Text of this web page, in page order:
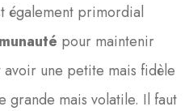
également primordial
pour maintenir
une petite mais fidèle
grande mais volatile. Il faut